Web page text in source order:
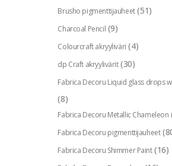
Brusho pigmenttijauheet (51)
Charcoal Pencil (9)
Colourcraft akryyliväri (4)
dp Craft akryylivärit (30)
Fabrica Decoru Liquid glass drops
(8)
Fabrica Decoru Metallic Chameleon
Fabrica Decoru pigmenttijauheet
Fabrica Decoru Shimmer Paint (16)